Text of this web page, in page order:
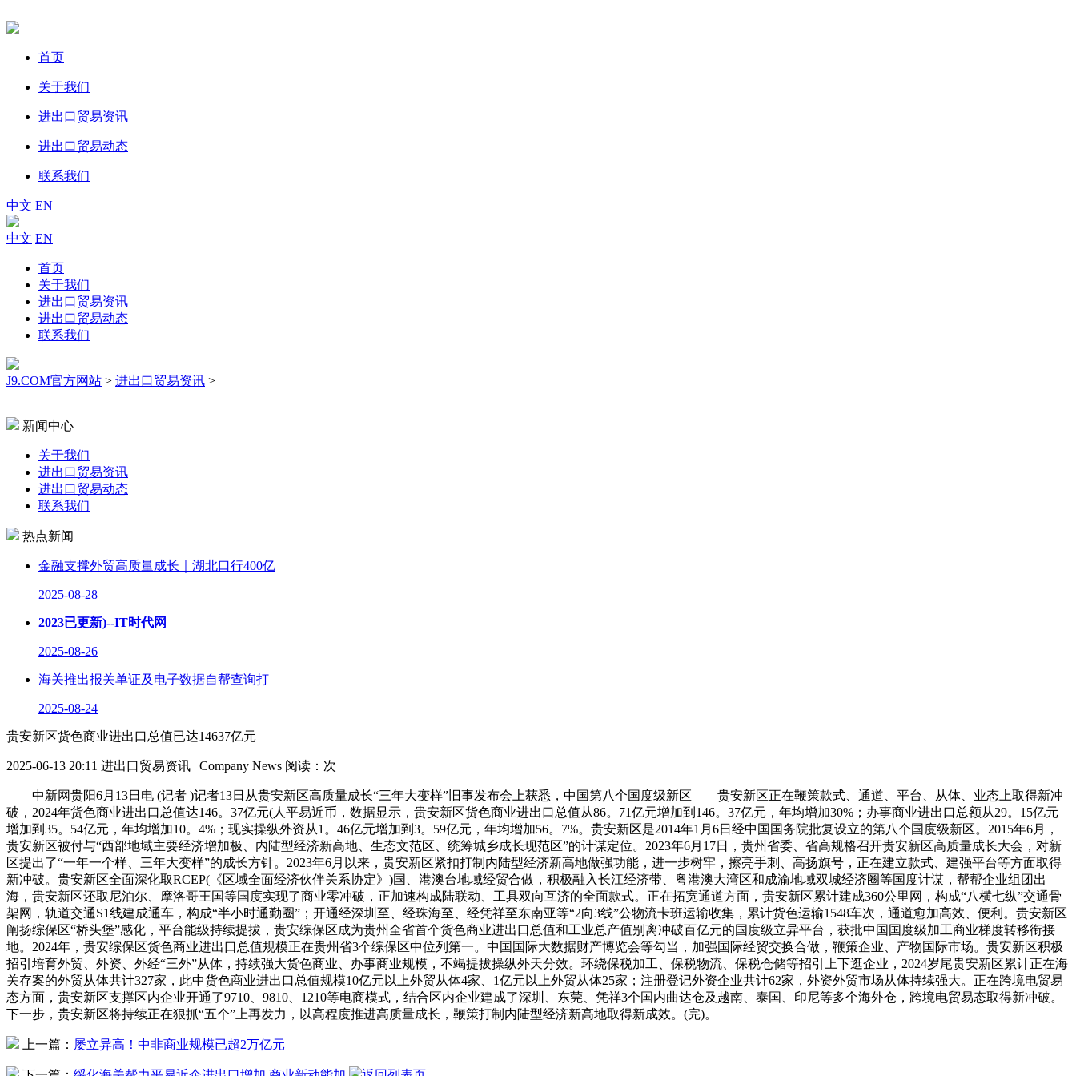
首页
关于我们
进出口贸易资讯
进出口贸易动态
联系我们
中文 EN
中文 EN
首页
关于我们
进出口贸易资讯
进出口贸易动态
联系我们
J9.COM官方网站 > 进出口贸易资讯 >
新闻中心
关于我们
进出口贸易资讯
进出口贸易动态
联系我们
热点新闻
金融支撑外贸高质量成长｜湖北口行400亿
2025-08-28
2023已更新)--IT时代网
2025-08-26
海关推出报关单证及电子数据自帮查询打
2025-08-24
贵安新区货色商业进出口总值已达14637亿元
2025-06-13 20:11 进出口贸易资讯 | Company News 阅读： 次
中新网贵阳6月13日电 (记者 )记者13日从贵安新区高质量成长“三年大变样”旧事发布会上获悉，中国第八个国度级新区——贵安新区正在鞭策款式、通道、平台、从体、业态上取得新冲
破，2024年货色商业进出口总值达146。37亿元(人平易近币，数据显示，贵安新区货色商业进出口总值从86。71亿元增加到146。37亿元，年均增加30%；办事商业进出口总额从29。15亿元
增加到35。54亿元，年均增加10。4%；现实操纵外资从1。46亿元增加到3。59亿元，年均增加56。7%。贵安新区是2014年1月6日经中国国务院批复设立的第八个国度级新区。2015年6月，
贵安新区被付与“西部地域主要经济增加极、内陆型经济新高地、生态文范区、统筹城乡成长现范区”的计谋定位。2023年6月17日，贵州省委、省高规格召开贵安新区高质量成长大会，对新
区提出了“一年一个样、三年大变样”的成长方针。2023年6月以来，贵安新区紧扣打制内陆型经济新高地做强功能，进一步树牢，擦亮手刺、高扬旗号，正在建立款式、建强平台等方面取得
新冲破。贵安新区全面深化取RCEP(《区域全面经济伙伴关系协定》)国、港澳台地域经贸合做，积极融入长江经济带、粤港澳大湾区和成渝地域双城经济圈等国度计谋，帮帮企业组团出
海，贵安新区还取尼泊尔、摩洛哥王国等国度实现了商业零冲破，正加速构成陆联动、工具双向互济的全面款式。正在拓宽通道方面，贵安新区累计建成360公里网，构成“八横七纵”交通骨
架网，轨道交通S1线建成通车，构成“半小时通勤圈”；开通经深圳至、经珠海至、经凭祥至东南亚等“2向3线”公物流卡班运输收集，累计货色运输1548车次，通道愈加高效、便利。贵安新区
阐扬综保区“桥头堡”感化，平台能级持续提拔，贵安综保区成为贵州全省首个货色商业进出口总值和工业总产值别离冲破百亿元的国度级立异平台，获批中国国度级加工商业梯度转移衔接
地。2024年，贵安综保区货色商业进出口总值规模正在贵州省3个综保区中位列第一。中国国际大数据财产博览会等勾当，加强国际经贸交换合做，鞭策企业、产物国际市场。贵安新区积极
招引培育外贸、外资、外经“三外”从体，持续强大货色商业、办事商业规模，不竭提拔操纵外天分效。环绕保税加工、保税物流、保税仓储等招引上下逛企业，2024岁尾贵安新区累计正在海
关存案的外贸从体共计327家，此中货色商业进出口总值规模10亿元以上外贸从体4家、1亿元以上外贸从体25家；注册登记外资企业共计62家，外资外贸市场从体持续强大。正在跨境电贸易
态方面，贵安新区支撑区内企业开通了9710、9810、1210等电商模式，结合区内企业建成了深圳、东莞、凭祥3个国内曲达仓及越南、泰国、印尼等多个海外仓，跨境电贸易态取得新冲破。
下一步，贵安新区将持续正在狠抓“五个”上再发力，以高程度推进高质量成长，鞭策打制内陆型经济新高地取得新成效。(完)。
上一篇： 屡立异高！中非商业规模已超2万亿元